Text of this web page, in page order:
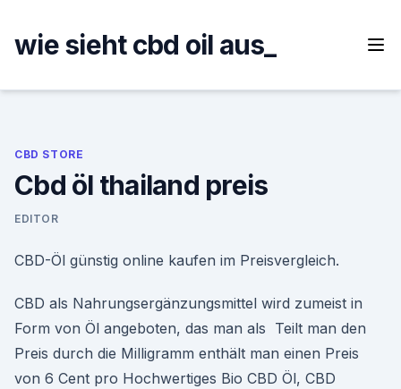
content
wie sieht cbd oil aus_
CBD STORE
Cbd öl thailand preis
EDITOR
CBD-Öl günstig online kaufen im Preisvergleich.
CBD als Nahrungsergänzungsmittel wird zumeist in
Form von Öl angeboten, das man als Teilt man den
Preis durch die Milligramm enthält man einen Preis
von 6 Cent pro Hochwertiges Bio CBD Öl, CBD